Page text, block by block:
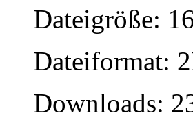
Dateigröße:
Dateiformat:
Downloads: